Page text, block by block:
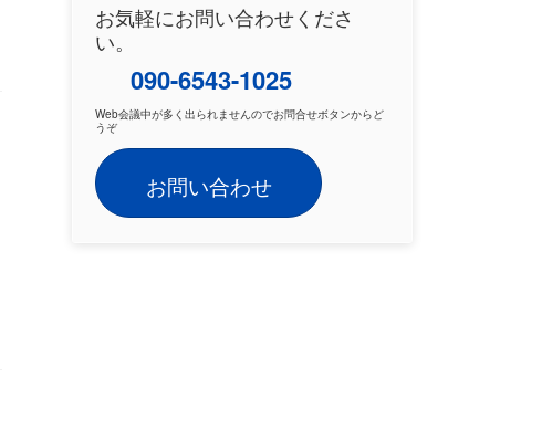
お気軽にお問い合わせくださ
い。
090-6543-1025
Web会議中が多く出られませんのでお問合せボタンからど
うぞ
お問い合わせ